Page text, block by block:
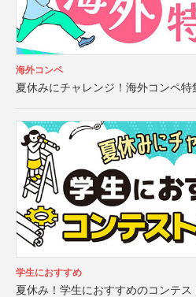
海外コンペ
夏休みにチャレンジ！海外コンペ特
学生におすすめ
夏休み！学生におすすめのコンテス